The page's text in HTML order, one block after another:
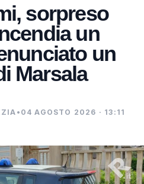
sorpreso
un
un
Marsala
• 04 AGOSTO 2026 · 13:11